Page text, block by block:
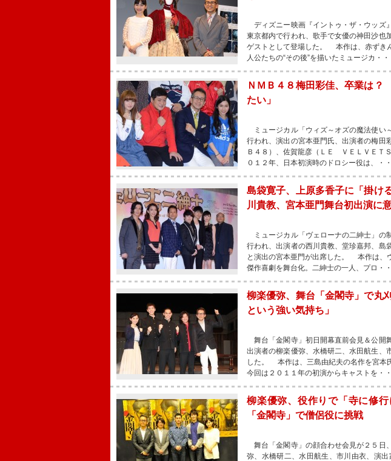
ディズニー映画『イントゥ・ザ・ウッズ
東京都内で行われ、歌手で女優の神田沙也
ゲストとして登場した。 本作は、赤ずき
人公たちの“その後”を描いたミュージカ・・
ＮＭＢ４８梅田彩佳、卒業は
たい」
ミュージカル「ウィズ～オズの魔法使い
行われ、演出の宮本亜門氏、出演者の梅田
Ｂ４８）、佐賀龍彦（ＬＥ ＶＥＬＶＥＴ
０１２年、日本初演時のドロシー役は、・・
島袋寛子、上原多香子に「掛
川貴教、宮本亜門舞台初出演に
ミュージカル「ヴェローナの二紳士」の
行われ、出演者の西川貴教、堂珍嘉邦、島
と演出の宮本亜門が出席した。 本作は、
傑作喜劇を舞台化。二紳士の一人、プロ・・
柳楽優弥、舞台「金閣寺」で
という強い気持ち」
舞台「金閣寺」初日開幕直前会見＆公開
出演者の柳楽優弥、水橋研二、水田航生、
した。 本作は、三島由紀夫の名作を宮本
今回は２０１１年の初演からキャストを・・
柳楽優弥、役作りで「寺に修
「金閣寺」で僧侶役に挑戦
舞台「金閣寺」の顔合わせ会見が２５日
弥、水橋研二、水田航生、市川由衣、演